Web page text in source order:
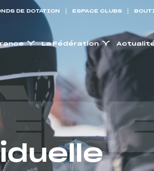
DE DOTATION ESPACE CLUBS
La Fédération